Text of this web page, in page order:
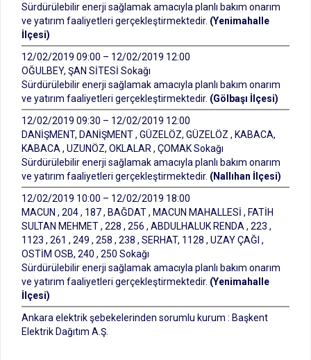
Sürdürülebilir enerji sağlamak amacıyla planlı bakım onarım
ve yatırım faaliyetleri gerçekleştirmektedir. (Yenimahalle
İlçesi)
12/02/2019 09:00 – 12/02/2019 12:00
OĞULBEY, ŞAN SİTESİ Sokağı
Sürdürülebilir enerji sağlamak amacıyla planlı bakım onarım
ve yatırım faaliyetleri gerçekleştirmektedir. (Gölbaşı İlçesi)
12/02/2019 09:30 – 12/02/2019 12:00
DANİŞMENT, DANİŞMENT , GÜZELÖZ, GÜZELÖZ , KABACA,
KABACA , UZUNÖZ, OKLALAR , ÇOMAK Sokağı
Sürdürülebilir enerji sağlamak amacıyla planlı bakım onarım
ve yatırım faaliyetleri gerçekleştirmektedir. (Nallıhan İlçesi)
12/02/2019 10:00 – 12/02/2019 18:00
MACUN , 204 , 187 , BAĞDAT , MACUN MAHALLESİ , FATİH
SULTAN MEHMET , 228 , 256 , ABDULHALUK RENDA , 223 ,
1123 , 261 , 249 , 258 , 238 , SERHAT, 1128 , UZAY ÇAĞI ,
OSTİM OSB, 240 , 250 Sokağı
Sürdürülebilir enerji sağlamak amacıyla planlı bakım onarım
ve yatırım faaliyetleri gerçekleştirmektedir. (Yenimahalle
İlçesi)
Ankara elektrik şebekelerinden sorumlu kurum : Başkent
Elektrik Dağıtım A.Ş.